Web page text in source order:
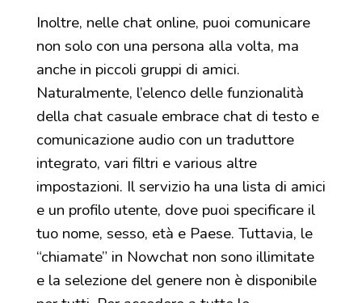
Inoltre, nelle chat online, puoi comunicare
non solo con una persona alla volta, ma
anche in piccoli gruppi di amici.
Naturalmente, l’elenco delle funzionalità
della chat casuale embrace chat di testo e
comunicazione audio con un traduttore
integrato, vari filtri e various altre
impostazioni. Il servizio ha una lista di amici
e un profilo utente, dove puoi specificare il
tuo nome, sesso, età e Paese. Tuttavia, le
“chiamate” in Nowchat non sono illimitate
e la selezione del genere non è disponibile